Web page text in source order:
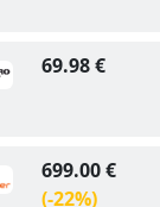
69.98 €
699.00 €
(-22%)